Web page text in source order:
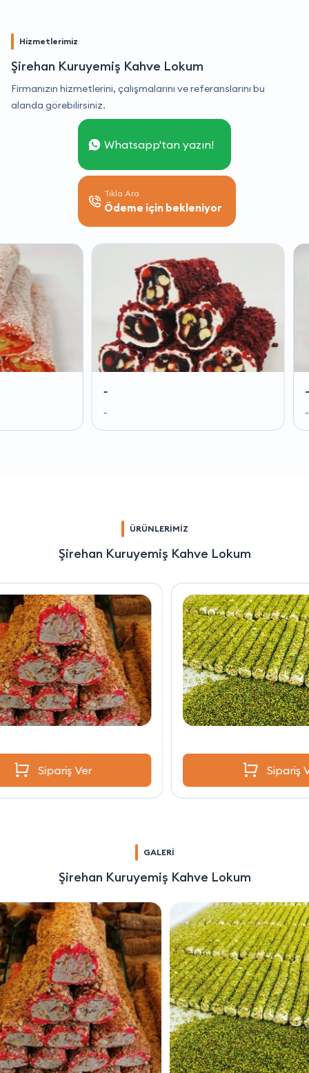
Hizmetlerimiz
Şirehan Kuruyemiş Kahve Lokum
Firmanızın hizmetlerini, çalışmalarını ve referanslarını bu
alanda görebilirsiniz.
Whatsapp'tan yazın!
Tıkla Ara
Ödeme için bekleniyor
ÜRÜNLERİMİZ
Şirehan Kuruyemiş Kahve Lokum
GALERİ
Şirehan Kuruyemiş Kahve Lokum